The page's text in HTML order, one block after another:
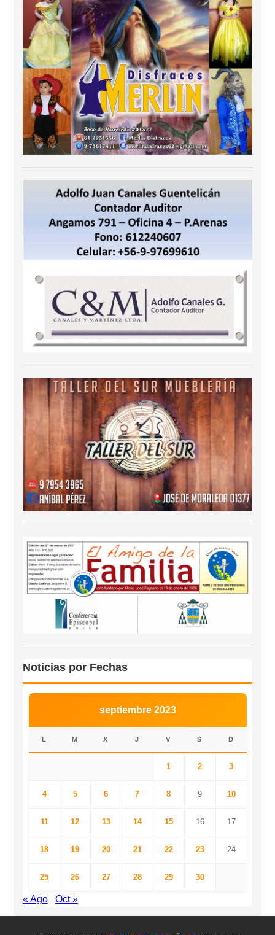
Noticias por Fechas
septiembre 2023
L M X J V S D
1 2 3
4 5 6 7 8 9 10
11 12 13 14 15 16 17
18 19 20 21 22 23 24
25 26 27 28 29 30
« Ago Oct »